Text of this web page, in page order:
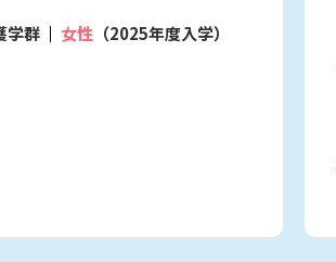
学群 女性 （2025年度入学）